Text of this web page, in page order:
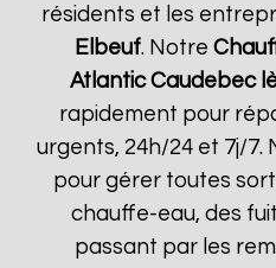
résidents et les
Elbeuf. Notre
Atlantic Caudebec
rapidement pour
urgents, 24h/24 et 7j/7.
pour gérer toutes
chauffe-eau, des
passant par les